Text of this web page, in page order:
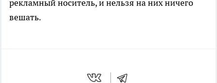
рекламный носитель, и нельзя на них ничего
вешать.